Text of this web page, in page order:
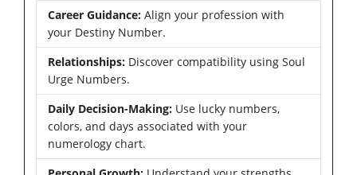
Career Guidance: Align your profession with
your Destiny Number.
Relationships: Discover compatibility using Soul
Urge Numbers.
Daily Decision-Making: Use lucky numbers,
colors, and days associated with your
numerology chart.